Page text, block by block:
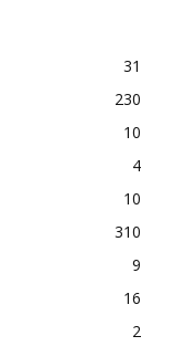
31
230
10
4
10
310
9
16
2